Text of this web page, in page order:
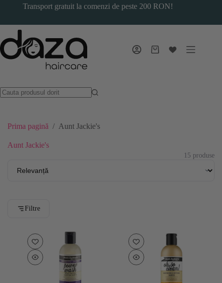
Transport gratuit la comenzi de peste 200 RON!
Coș
Prima pagină / Aunt Jackie's
Aunt Jackie's
15 produse
Filtre